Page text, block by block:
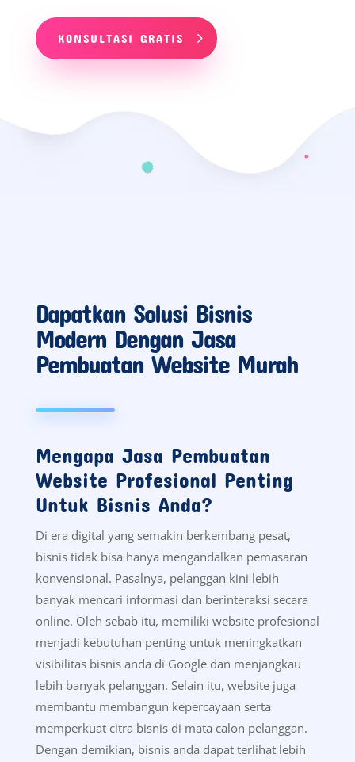
KONSULTASI GRATIS
Dapatkan Solusi Bisnis
Modern Dengan Jasa
Pembuatan Website Murah
Mengapa Jasa Pembuatan
Website Profesional Penting
Untuk Bisnis Anda?
Di era digital yang semakin berkembang pesat,
bisnis tidak bisa hanya mengandalkan pemasaran
konvensional. Pasalnya, pelanggan kini lebih
banyak mencari informasi dan berinteraksi secara
online. Oleh sebab itu, memiliki website profesional
menjadi kebutuhan penting untuk meningkatkan
visibilitas bisnis anda di Google dan menjangkau
lebih banyak pelanggan. Selain itu, website juga
membantu membangun kepercayaan serta
memperkuat citra bisnis di mata calon pelanggan.
Dengan demikian, bisnis anda dapat terlihat lebih